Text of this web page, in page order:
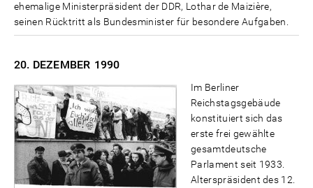
ehemalige Ministerpräsident der DDR, Lothar de Maizière,
seinen Rücktritt als Bundesminister für besondere Aufgaben.
20. DEZEMBER 1990
Im Berliner
Reichstagsgebäude
konstituiert sich das
erste frei gewählte
gesamtdeutsche
Parlament seit 1933.
Alterspräsident des 12.